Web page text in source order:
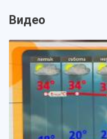
Видео